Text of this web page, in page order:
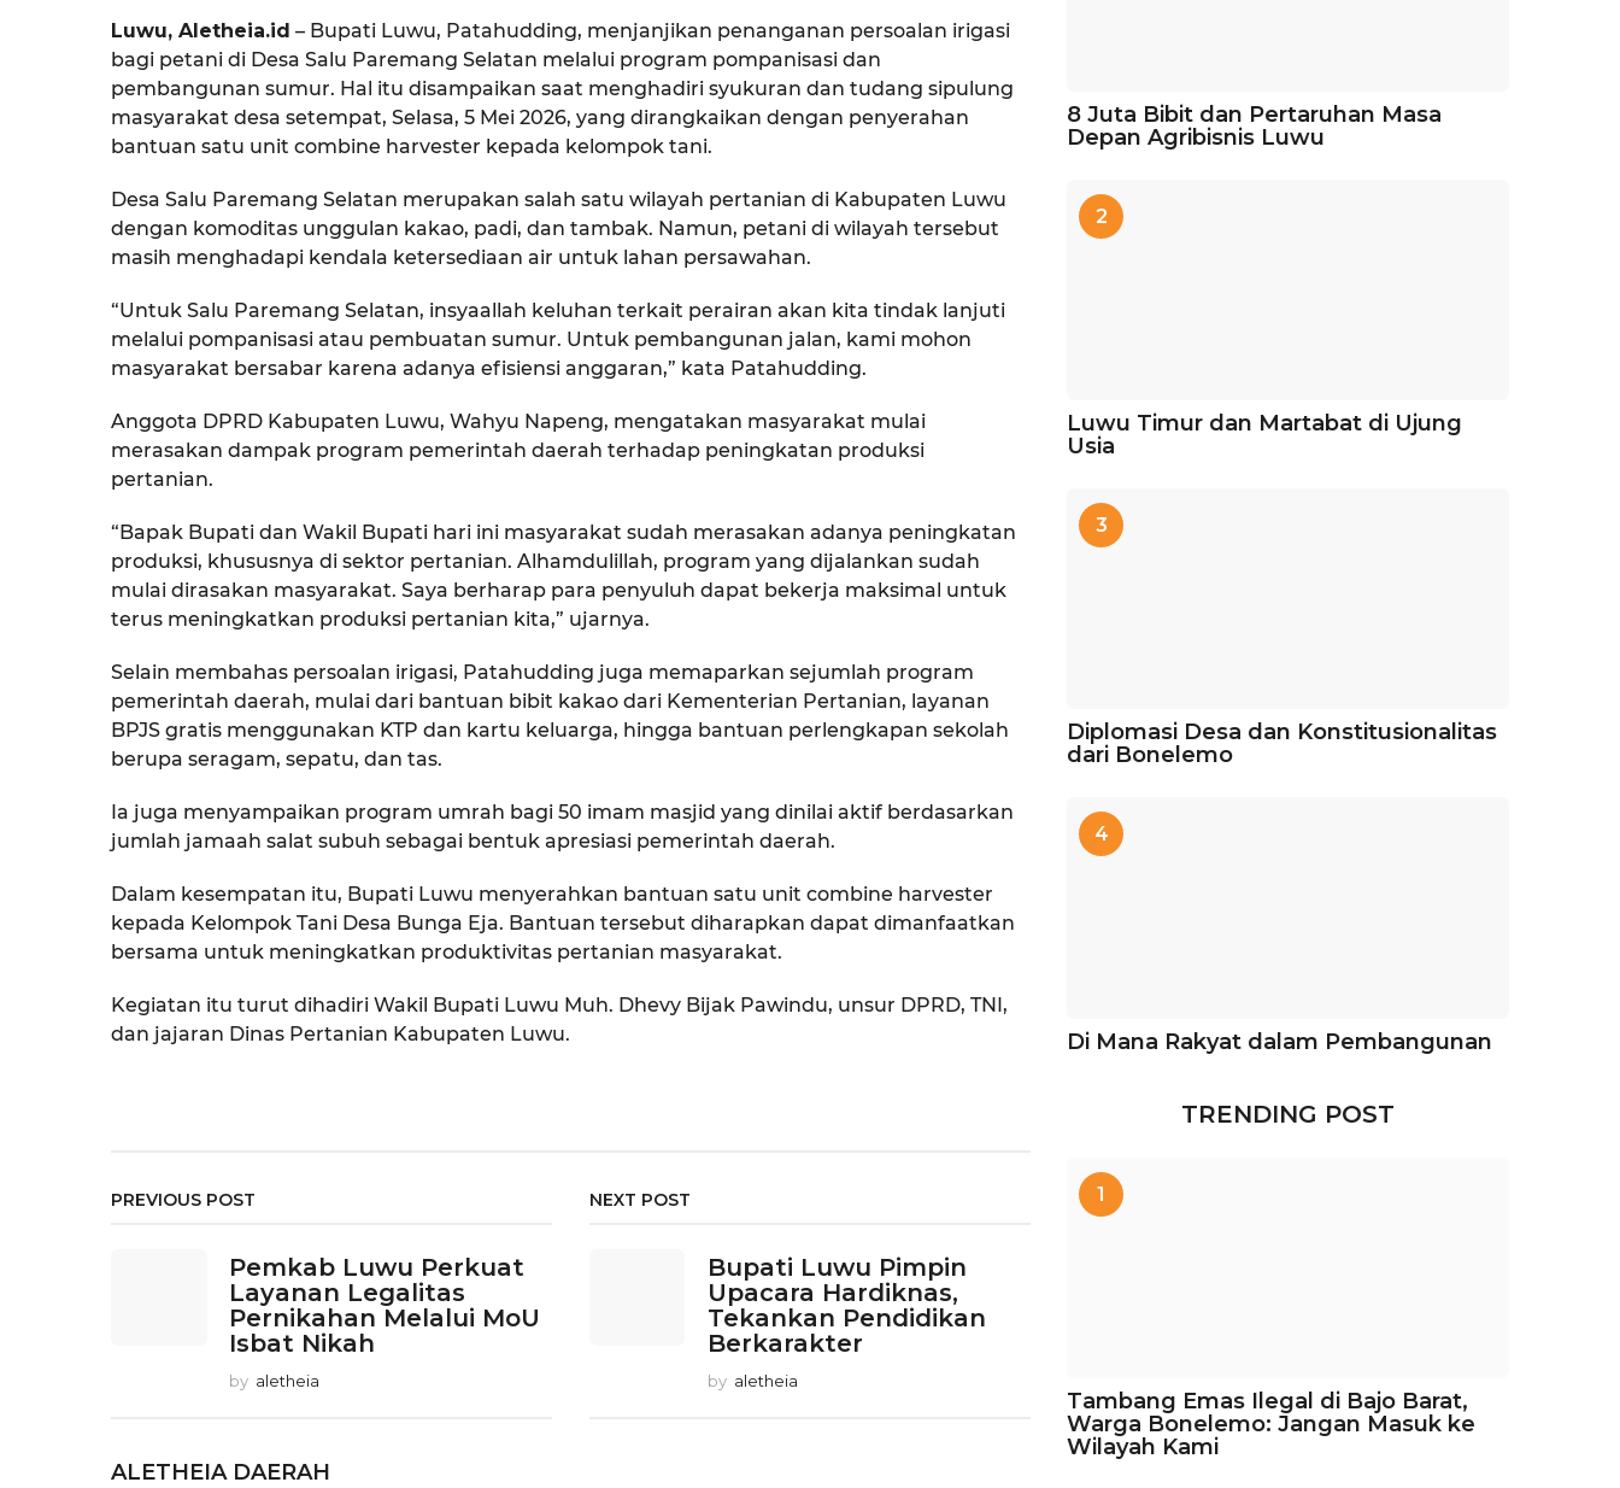
Luwu, Aletheia.id – Bupati Luwu, Patahudding, menjanjikan penanganan persoalan irigasi
bagi petani di Desa Salu Paremang Selatan melalui program pompanisasi dan
pembangunan sumur. Hal itu disampaikan saat menghadiri syukuran dan tudang sipulung
masyarakat desa setempat, Selasa, 5 Mei 2026, yang dirangkaikan dengan penyerahan
bantuan satu unit combine harvester kepada kelompok tani.
Desa Salu Paremang Selatan merupakan salah satu wilayah pertanian di Kabupaten Luwu
dengan komoditas unggulan kakao, padi, dan tambak. Namun, petani di wilayah tersebut
masih menghadapi kendala ketersediaan air untuk lahan persawahan.
“Untuk Salu Paremang Selatan, insyaallah keluhan terkait perairan akan kita tindak lanjuti
melalui pompanisasi atau pembuatan sumur. Untuk pembangunan jalan, kami mohon
masyarakat bersabar karena adanya efisiensi anggaran,” kata Patahudding.
Anggota DPRD Kabupaten Luwu, Wahyu Napeng, mengatakan masyarakat mulai
merasakan dampak program pemerintah daerah terhadap peningkatan produksi
pertanian.
“Bapak Bupati dan Wakil Bupati hari ini masyarakat sudah merasakan adanya peningkatan
produksi, khususnya di sektor pertanian. Alhamdulillah, program yang dijalankan sudah
mulai dirasakan masyarakat. Saya berharap para penyuluh dapat bekerja maksimal untuk
terus meningkatkan produksi pertanian kita,” ujarnya.
Selain membahas persoalan irigasi, Patahudding juga memaparkan sejumlah program
pemerintah daerah, mulai dari bantuan bibit kakao dari Kementerian Pertanian, layanan
BPJS gratis menggunakan KTP dan kartu keluarga, hingga bantuan perlengkapan sekolah
berupa seragam, sepatu, dan tas.
Ia juga menyampaikan program umrah bagi 50 imam masjid yang dinilai aktif berdasarkan
jumlah jamaah salat subuh sebagai bentuk apresiasi pemerintah daerah.
Dalam kesempatan itu, Bupati Luwu menyerahkan bantuan satu unit combine harvester
kepada Kelompok Tani Desa Bunga Eja. Bantuan tersebut diharapkan dapat dimanfaatkan
bersama untuk meningkatkan produktivitas pertanian masyarakat.
Kegiatan itu turut dihadiri Wakil Bupati Luwu Muh. Dhevy Bijak Pawindu, unsur DPRD, TNI,
dan jajaran Dinas Pertanian Kabupaten Luwu.
PREVIOUS POST
Pemkab Luwu Perkuat
Layanan Legalitas
Pernikahan Melalui MoU
Isbat Nikah
by aletheia
NEXT POST
Bupati Luwu Pimpin
Upacara Hardiknas,
Tekankan Pendidikan
Berkarakter
by aletheia
ALETHEIA DAERAH
8 Juta Bibit dan Pertaruhan Masa
Depan Agribisnis Luwu
2
Luwu Timur dan Martabat di Ujung
Usia
3
Diplomasi Desa dan Konstitusionalitas
dari Bonelemo
4
Di Mana Rakyat dalam Pembangunan
TRENDING POST
1
Tambang Emas Ilegal di Bajo Barat,
Warga Bonelemo: Jangan Masuk ke
Wilayah Kami